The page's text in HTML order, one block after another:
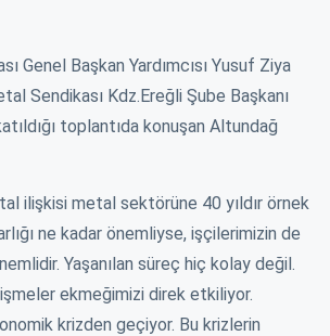
Genel Başkan Yardımcısı Yusuf Ziya
Sendikası Kdz.Ereğli Şube Başkanı
toplantıda konuşan Altundağ
ilişkisi metal sektörüne 40 yıldır örnek
ne kadar önemliyse, işçilerimizin de
Yaşanılan süreç hiç kolay değil.
ekmeğimizi direk etkiliyor.
krizden geçiyor. Bu krizlerin